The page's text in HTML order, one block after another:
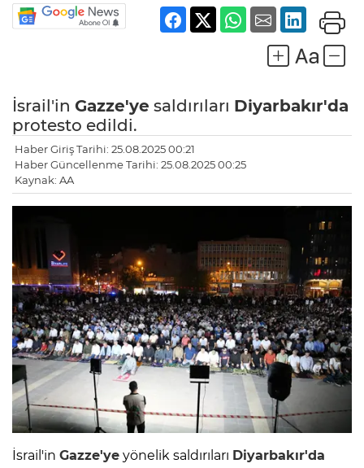
İsrail'in Gazze'ye saldırıları Diyarbakır'da
protesto edildi.
Haber Giriş Tarihi: 25.08.2025 00:21
Haber Güncellenme Tarihi: 25.08.2025 00:25
Kaynak: AA
İsrail'in Gazze'ye yönelik saldırıları Diyarbakır'da